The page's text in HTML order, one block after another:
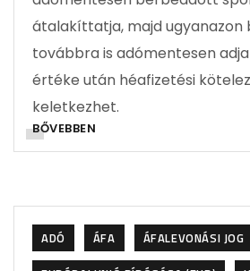
átalakíttatja, majd ugyanazon
továbbra is adómentesen
értéke után héafizetési
keletkezhet.
BŐVEBBEN
ADÓ ÁFA ÁFALEVONÁSI JOG